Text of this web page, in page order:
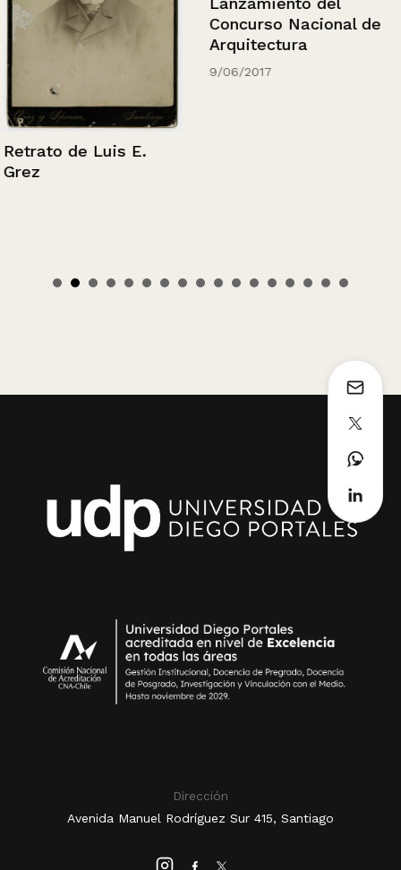
Retrato de Luis E.
Grez
Concurso Nacional de
Arquitectura
9/06/2017
Dirección
Avenida Manuel Rodríguez Sur 415, Santiago